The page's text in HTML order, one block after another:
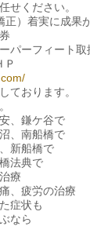
せください。
）着実に成果
パーフィート取
Ｐ
ております。
、鎌ケ谷で
、南船橋で
新船橋で
法典で
療
、疲労の治療
症状も
なら